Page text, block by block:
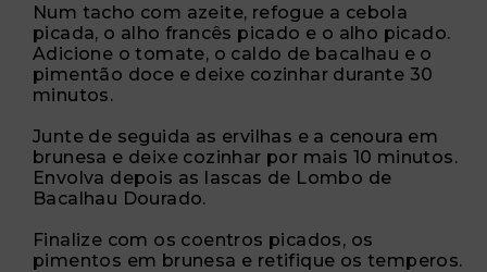
Num tacho com azeite, refogue a cebola
picada, o alho francês picado e o alho picado.
Adicione o tomate, o caldo de bacalhau e o
pimentão doce e deixe cozinhar durante 30
minutos.
Junte de seguida as ervilhas e a cenoura em
brunesa e deixe cozinhar por mais 10 minutos.
Envolva depois as lascas de Lombo de
Bacalhau Dourado.
Finalize com os coentros picados, os
pimentos em brunesa e retifique os temperos.